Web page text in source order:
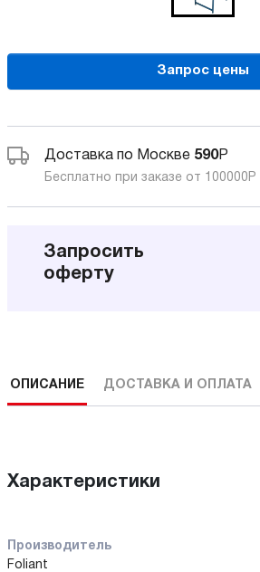
Запрос цены
Доставка по Москве 590Р
Бесплатно при заказе от 100000 Р
Запросить
оферту
ОПИСАНИЕ ДОСТАВКА И ОПЛАТА
Характеристики
Производитель
Foliant